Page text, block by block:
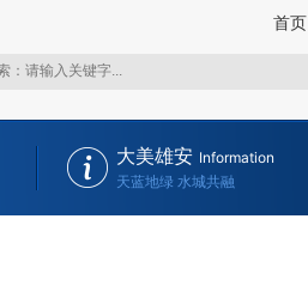
首页
大美雄安 Information
天蓝地绿 水城共融